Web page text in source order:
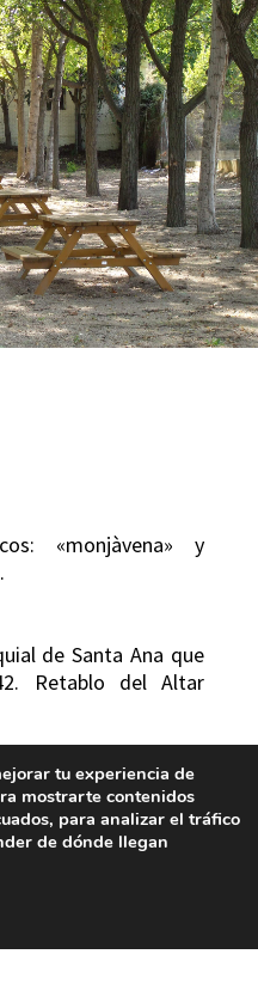
«monjàvena» y
de Santa Ana que
Retablo del Altar
Peñas Alba de 664
antigua medieval.
como centro de
En él se
tu experiencia de
mostrarte contenidos
para analizar el tráfico
de dónde llegan